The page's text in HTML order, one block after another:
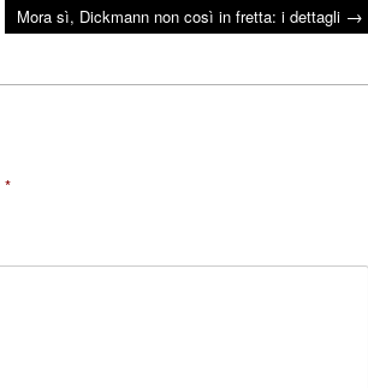
Mora sì, Dickmann non così in fretta: i dettagli →
*